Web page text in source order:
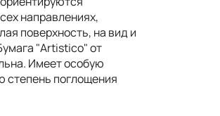
направлениях,
поверхность, на вид и
"Artistico" от
Имеет особую
степень поглощения